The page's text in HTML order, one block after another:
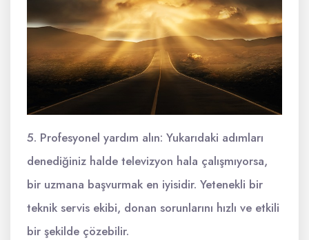
5. Profesyonel yardım alın: Yukarıdaki adımları
denediğiniz halde televizyon hala çalışmıyorsa,
bir uzmana başvurmak en iyisidir. Yetenekli bir
teknik servis ekibi, donan sorunlarını hızlı ve etkili
bir şekilde çözebilir.